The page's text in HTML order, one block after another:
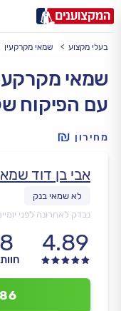
עירעיר: תל אביב, חיפה…
בעלי מקצוע שמאי מקרקעין
שמאי
עם הפיקוח
מחירון
אבי בן דוד
נבדק לאחרונה לפני
4.89